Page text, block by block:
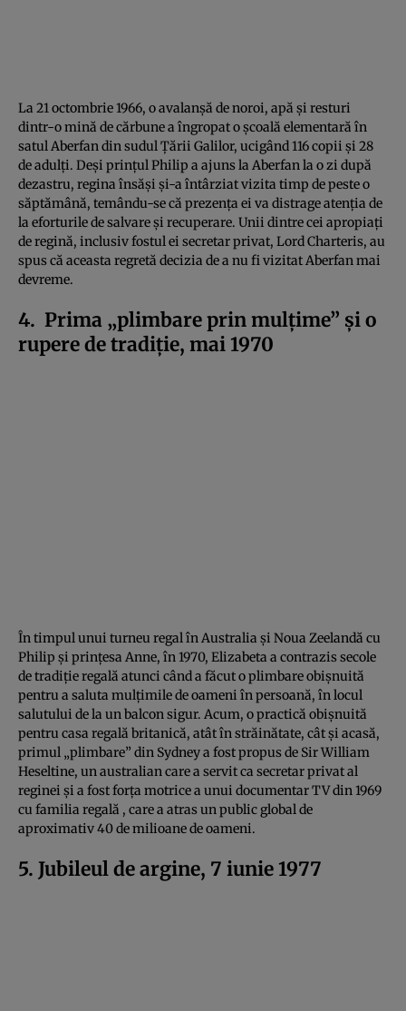
La 21 octombrie 1966, o avalanșă de noroi, apă și resturi
dintr-o mină de cărbune a îngropat o școală elementară în
satul Aberfan din sudul Țării Galilor, ucigând 116 copii și 28
de adulți. Deși prințul Philip a ajuns la Aberfan la o zi după
dezastru, regina însăși și-a întârziat vizita timp de peste o
săptămână, temându-se că prezența ei va distrage atenția de
la eforturile de salvare și recuperare. Unii dintre cei apropiați
de regină, inclusiv fostul ei secretar privat, Lord Charteris, au
spus că aceasta regretă decizia de a nu fi vizitat Aberfan mai
devreme.
4. Prima „plimbare prin mulțime” și o
rupere de tradiție, mai 1970
În timpul unui turneu regal în Australia și Noua Zeelandă cu
Philip și prințesa Anne, în 1970, Elizabeta a contrazis secole
de tradiție regală atunci când a făcut o plimbare obișnuită
pentru a saluta mulțimile de oameni în persoană, în locul
salutului de la un balcon sigur. Acum, o practică obișnuită
pentru casa regală britanică, atât în străinătate, cât și acasă,
primul „plimbare” din Sydney a fost propus de Sir William
Heseltine, un australian care a servit ca secretar privat al
reginei și a fost forța motrice a unui documentar TV din 1969
cu familia regală , care a atras un public global de
aproximativ 40 de milioane de oameni.
5. Jubileul de argine, 7 iunie 1977